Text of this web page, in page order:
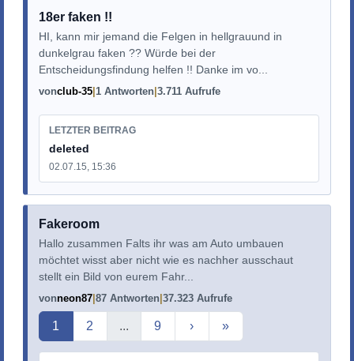
18er faken !!
HI, kann mir jemand die Felgen in hellgrauund in
dunkelgrau faken ?? Würde bei der
Entscheidungsfindung helfen !! Danke im vo...
vonclub-35 1 Antworten 3.711 Aufrufe
LETZTER BEITRAG
deleted
02.07.15, 15:36
Fakeroom
Hallo zusammen Falts ihr was am Auto umbauen
möchtet wisst aber nicht wie es nachher ausschaut
stellt ein Bild von eurem Fahr...
vonneon87 87 Antworten 37.323 Aufrufe
Aktuelle Seite
1 2 ... 9 › »